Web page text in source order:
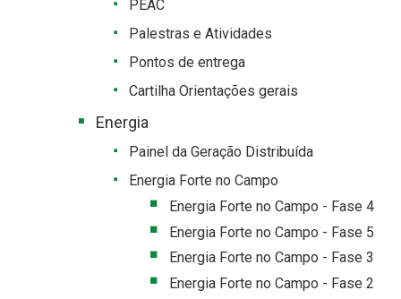
PEAC
Palestras e Atividades
Pontos de entrega
Cartilha Orientações gerais
Energia
Painel da Geração Distribuída
Energia Forte no Campo
Energia Forte no Campo - Fase 4
Energia Forte no Campo - Fase 5
Energia Forte no Campo - Fase 3
Energia Forte no Campo - Fase 2